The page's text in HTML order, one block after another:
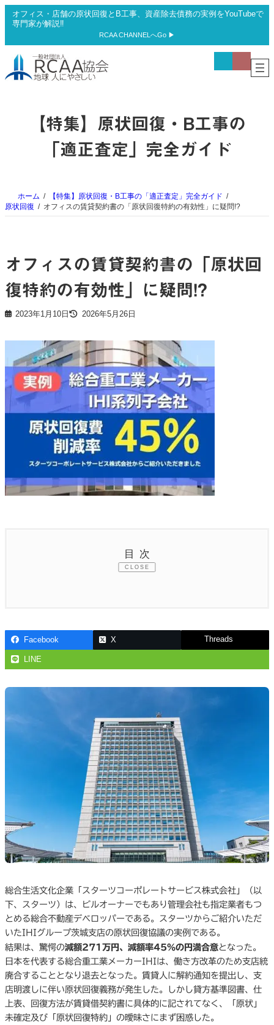
容
ス
プ
オフィス・店舗の原状回復とB工事、資産除去債務の実例をYouTubeで
専門家が解説‼
RCAA CHANNELへGo ▶
コ
コ
【特集】原状回復・B工事の
「適正査定」完全ガイド
ホーム
【特集】原状回復・B工事の「適正査定」完全ガイド
原状回復
オフィスの賃貸契約書の「原状回復特約の有効性」に疑問!?
オフィスの賃貸契約書の「原状回
復特約の有効性」に疑問!?
2023年1月10日 2026年5月26日
目次
CLOSE
Facebook X Threads
LINE
総合生活文化企業「スターツコーポレートサービス株式会社」（以
下、スターツ）は、ビルオーナーでもあり管理会社も指定業者もつ
とめる総合不動産デベロッパーである。スターツからご紹介いただ
いたIHIグループ茨城支店の原状回復協議の実例である。
結果は、驚愕の減額271万円、減額率45%の円満合意となった。
日本を代表する総合重工業メーカーIHIは、働き方改革のため支店統
廃合することとなり退去となった。賃貸人に解約通知を提出し、支
店明渡しに伴い原状回復義務が発生した。しかし貸方基準図書、仕
上表、回復方法が賃貸借契約書に具体的に記されてなく、「原状」
未確定及び「原状回復特約」の曖昧さにまず困惑した。